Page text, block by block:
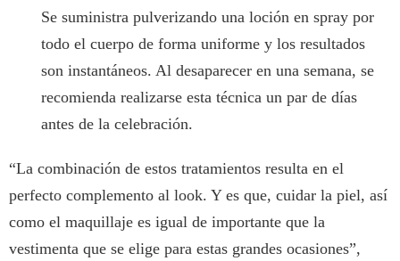
Se suministra pulverizando una loción en spray por
todo el cuerpo de forma uniforme y los resultados
son instantáneos. Al desaparecer en una semana, se
recomienda realizarse esta técnica un par de días
antes de la celebración.
“La combinación de estos tratamientos resulta en el
perfecto complemento al look. Y es que, cuidar la piel, así
como el maquillaje es igual de importante que la
vestimenta que se elige para estas grandes ocasiones”,